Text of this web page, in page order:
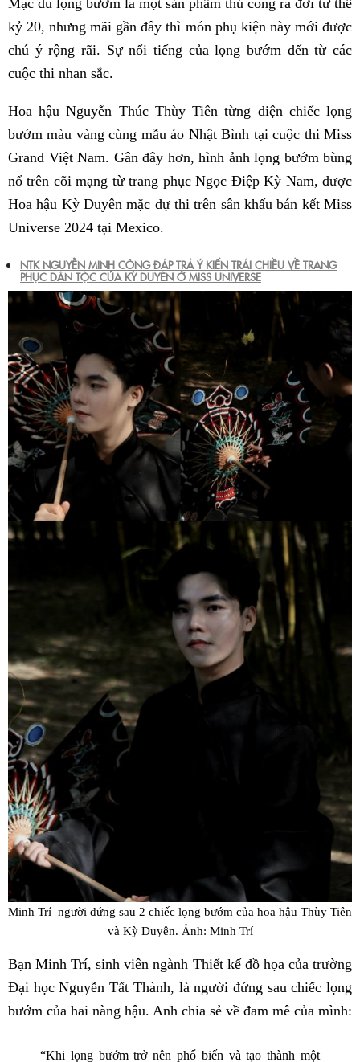
Mặc dù lọng bướm là một sản phẩm thủ công ra đời từ thế
kỷ 20, nhưng mãi gần đây thì món phụ kiện này mới được
chú ý rộng rãi. Sự nổi tiếng của lọng bướm đến từ các
cuộc thi nhan sắc.
Hoa hậu Nguyễn Thúc Thùy Tiên từng diện chiếc lọng
bướm màu vàng cùng mẫu áo Nhật Bình tại cuộc thi Miss
Grand Việt Nam. Gân đây hơn, hình ảnh lọng bướm bùng
nổ trên cõi mạng từ trang phục Ngọc Điệp Kỳ Nam, được
Hoa hậu Kỳ Duyên mặc dự thi trên sân khấu bán kết Miss
Universe 2024 tại Mexico.
NTK NGUYỄN MINH CÔNG ĐÁP TRẢ Ý KIẾN TRÁI CHIỀU VỀ TRANG
PHỤC DÂN TỘC CỦA KỲ DUYÊN Ở MISS UNIVERSE
Minh Trí người đứng sau 2 chiếc lọng bướm của hoa hậu Thùy Tiên
và Kỳ Duyên. Ảnh: Minh Trí
Bạn Minh Trí, sinh viên ngành Thiết kế đồ họa của trường
Đại học Nguyễn Tất Thành, là người đứng sau chiếc lọng
bướm của hai nàng hậu. Anh chia sẻ về đam mê của mình:
“Khi lọng bướm trở nên phổ biến và tạo thành một